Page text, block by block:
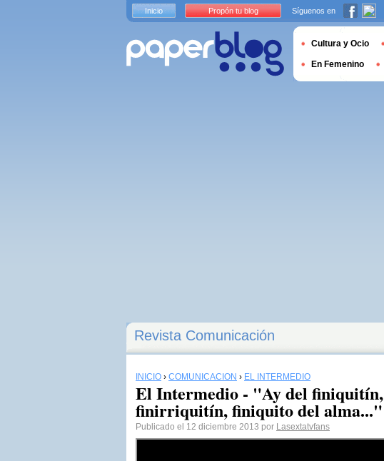
Revista Comunicación
INICIO › COMUNICACIÓN › EL INTERMEDIO
El Intermedio - "Ay del finiquitín,
finirriquitín, finiquito del alma..."
Publicado el 12 diciembre 2013 por Lasextatvfans
Inicio Propón tu blog Síguenos en
Cultura y Ocio
En Femenino